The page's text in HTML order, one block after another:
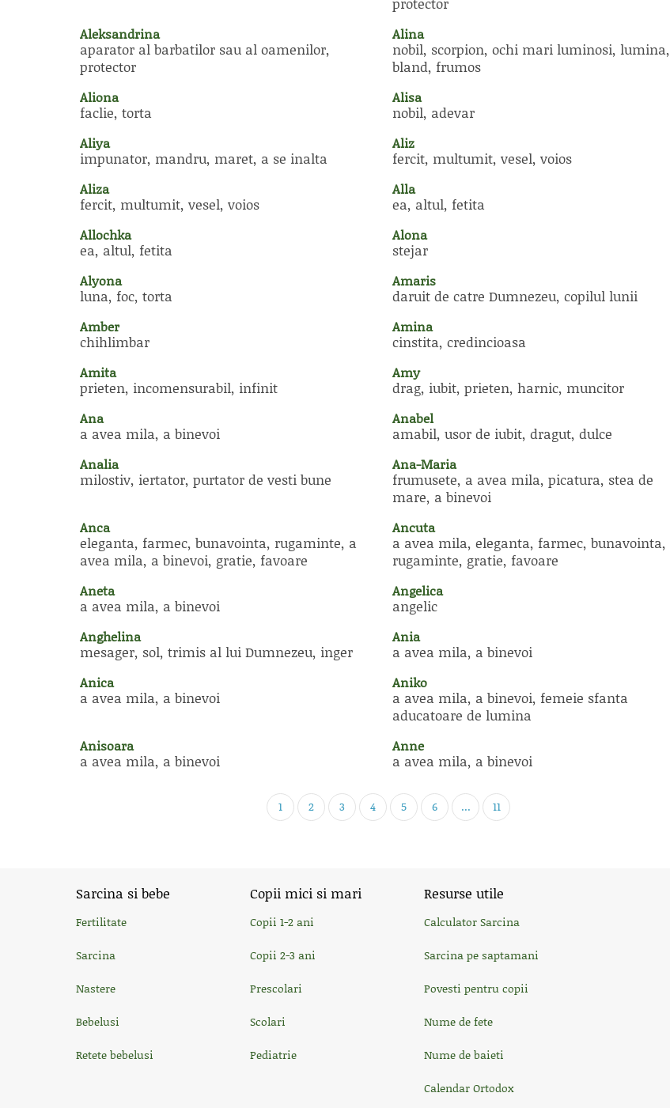
Aleksandrina
aparator al barbatilor sau al oamenilor,
protector
Alina
nobil, scorpion, ochi mari luminosi, lumina,
bland, frumos
Aliona
faclie, torta
Alisa
nobil, adevar
Aliya
impunator, mandru, maret, a se inalta
Aliz
fercit, multumit, vesel, voios
Aliza
fercit, multumit, vesel, voios
Alla
ea, altul, fetita
Allochka
ea, altul, fetita
Alona
stejar
Alyona
luna, foc, torta
Amaris
daruit de catre Dumnezeu, copilul lunii
Amber
chihlimbar
Amina
cinstita, credincioasa
Amita
prieten, incomensurabil, infinit
Amy
drag, iubit, prieten, harnic, muncitor
Ana
a avea mila, a binevoi
Anabel
amabil, usor de iubit, dragut, dulce
Analia
milostiv, iertator, purtator de vesti bune
Ana-Maria
frumusete, a avea mila, picatura, stea de
mare, a binevoi
Anca
eleganta, farmec, bunavointa, rugaminte, a
avea mila, a binevoi, gratie, favoare
Ancuta
a avea mila, eleganta, farmec, bunavointa,
rugaminte, gratie, favoare
Aneta
a avea mila, a binevoi
Angelica
angelic
Anghelina
mesager, sol, trimis al lui Dumnezeu, inger
Ania
a avea mila, a binevoi
Anica
a avea mila, a binevoi
Aniko
a avea mila, a binevoi, femeie sfanta
aducatoare de lumina
Anisoara
a avea mila, a binevoi
Anne
a avea mila, a binevoi
1 2 3 4 5 6 ... 11
Sarcina si bebe
Fertilitate
Sarcina
Nastere
Bebelusi
Retete bebelusi
Copii mici si mari
Copii 1-2 ani
Copii 2-3 ani
Prescolari
Scolari
Pediatrie
Resurse utile
Calculator Sarcina
Sarcina pe saptamani
Povesti pentru copii
Nume de fete
Nume de baieti
Calendar Ortodox